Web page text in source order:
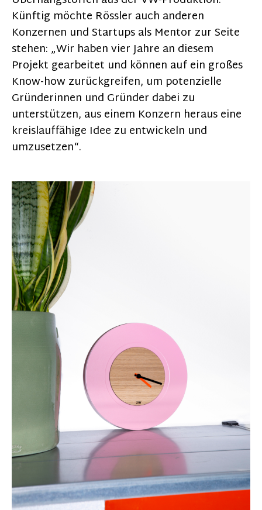
Künftig möchte Rössler auch anderen
Konzernen und Startups als Mentor zur Seite
stehen: „Wir haben vier Jahre an diesem
Projekt gearbeitet und können auf ein großes
Know-how zurückgreifen, um potenzielle
Gründerinnen und Gründer dabei zu
unterstützen, aus einem Konzern heraus eine
kreislauffähige Idee zu entwickeln und
umzusetzen“.